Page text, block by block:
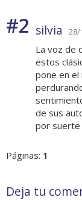
#2 silvia 28/
La voz de
estos
pone en el
de sus
por suerte
Páginas: 1
Deja tu